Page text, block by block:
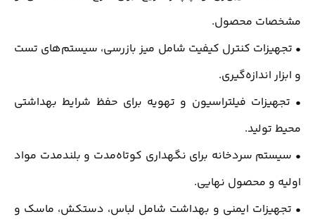
مشخصات محصول.
• تجهیزات کنترل کیفیت شامل میز بازرسی، سیستم‌های تست
و ابزار اندازه‌گیری.
• تجهیزات فیلتراسیون و تهویه برای حفظ شرایط بهداشتی
محیط تولید.
• سیستم سردخانه برای نگهداری کوتاه‌مدت و بلندمدت مواد
اولیه و محصول نهایی.
• تجهیزات ایمنی و بهداشت شامل لباس، دستکش، ماسک و